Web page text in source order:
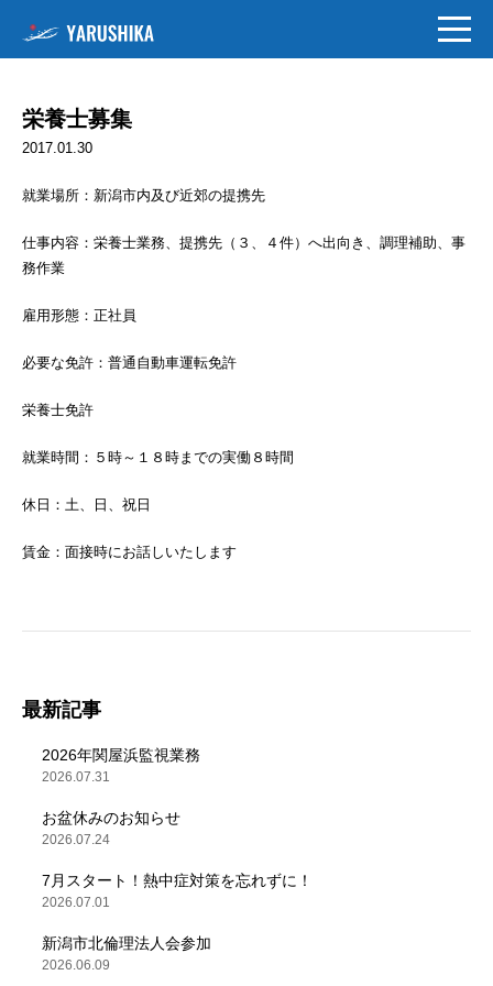
栄養士募集
2017.01.30
就業場所：新潟市内及び近郊の提携先
仕事内容：栄養士業務、提携先（３、４件）へ出向き、調理補助、事
務作業
雇用形態：正社員
必要な免許：普通自動車運転免許
栄養士免許
就業時間：５時～１８時までの実働８時間
休日：土、日、祝日
賃金：面接時にお話しいたします
最新記事
2026年関屋浜監視業務
2026.07.31
お盆休みのお知らせ
2026.07.24
7月スタート！熱中症対策を忘れずに！
2026.07.01
新潟市北倫理法人会参加
2026.06.09